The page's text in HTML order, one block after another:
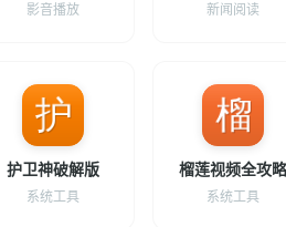
影音播放 新闻阅读
护卫神破解版
系统工具
榴莲视频全攻
系统工具